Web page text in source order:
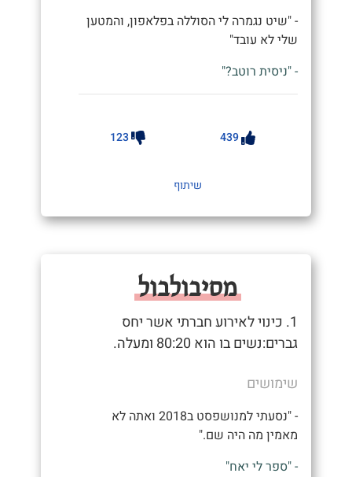
- "שיט נגמרה לי הסוללה בפלאפון, והמטען
שלי לא עובד"
- "ניסית רוטב?"
439
123
שיתוף
מסיבולבול
1. כינוי לאירוע חברתי אשר יחס
גברים:נשים בו הוא 80:20 ומעלה.
שימושים
- "נסעתי למנושפסט ב2018 ואתה לא
מאמין מה היה שם."
- "ספר לי יאח"